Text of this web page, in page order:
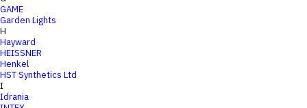
GAME
Garden Lights
H
Hayward
HEISSNER
Henkel
HST Synthetics Ltd
I
Idrania